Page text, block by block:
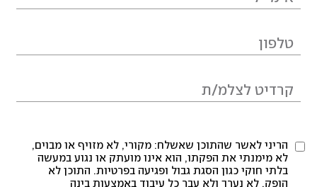
הריני לאשר שהתוכן שאשלח: מקורי, לא מזויף או מבוים,
לא מימנתי את הפקתו, הוא אינו מועתק או נגוע במעשה
בלתי חוקי כגון הסגת גבול ופגיעה בפרטיות. התוכן לא
הופק, לא נערך ולא עבר כל עיבוד באמצעות בינה